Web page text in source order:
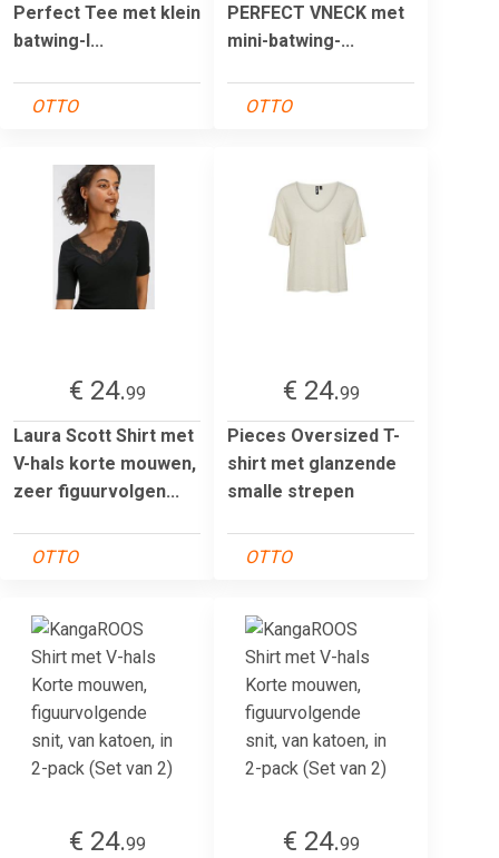
Perfect Tee met klein
batwing-l...
OTTO
PERFECT VNECK met
mini-batwing-...
OTTO
€ 24.99
Laura Scott Shirt met
V-hals korte mouwen,
zeer figuurvolgen...
OTTO
€ 24.99
Pieces Oversized T-
shirt met glanzende
smalle strepen
OTTO
€ 24.99
€ 24.99